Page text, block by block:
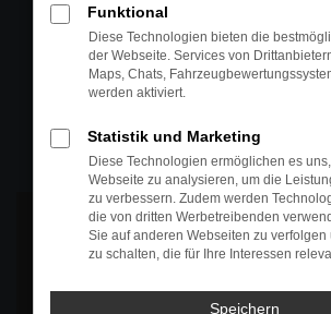
Telefon
+49 4295 557
Öffnungszeiten
MO-DO: 07:30 bis 18:00
FR: 07:30 bis 17:30 Uhr
Es wird versucht, Inhalte von
Funktional
Diese Technologien bieten die
der Webseite. Services von
Maps, Chats,
werden aktiviert.
Statistik und Marketing
Diese Technologien ermöglichen es
Webseite zu analysieren, um die
zu verbessern. Zudem werden
die von dritten Werbetreibenden
Sie auf anderen Webseiten zu verfolgen
zu schalten, die für Ihre Interessen
Speichern